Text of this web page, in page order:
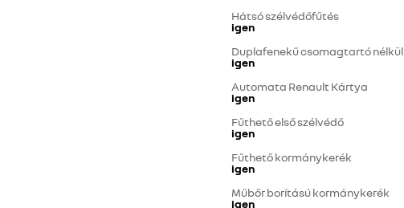
Hátsó szélvédőfűtés
igen
Duplafenekű csomagtartó nélkül
igen
Automata Renault Kártya
igen
Fűthető első szélvédő
igen
Fűthető kormánykerék
igen
Műbőr borítású kormánykerék
igen